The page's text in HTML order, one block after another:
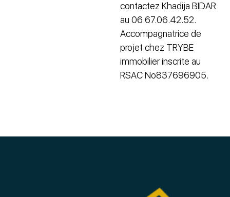
contactez Khadija BIDAR
au 06.67.06.42.52.
Accompagnatrice de
projet chez TRYBE
immobilier inscrite au
RSAC No837696905.